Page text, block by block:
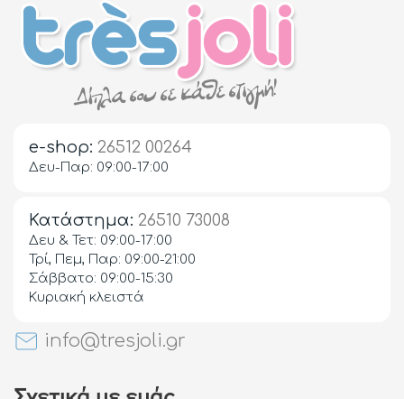
e-shop: 26512 00264
Δευ-Παρ: 09:00-17:00
Κατάστημα: 26510 73008
Δευ & Τετ: 09:00-17:00
Τρί, Πεμ, Παρ: 09:00-21:00
Σάββατο: 09:00-15:30
Κυριακή κλειστά
info@tresjoli.gr